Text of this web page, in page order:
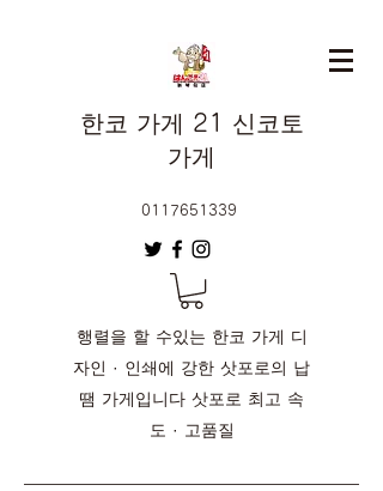
한코 가게 21 신코토
가게
0117651339
행렬을 할 수있는 한코 가게 디
자인 · 인쇄에 강한 삿포로의 납
땜 가게입니다 삿포로 최고 속
도 · 고품질